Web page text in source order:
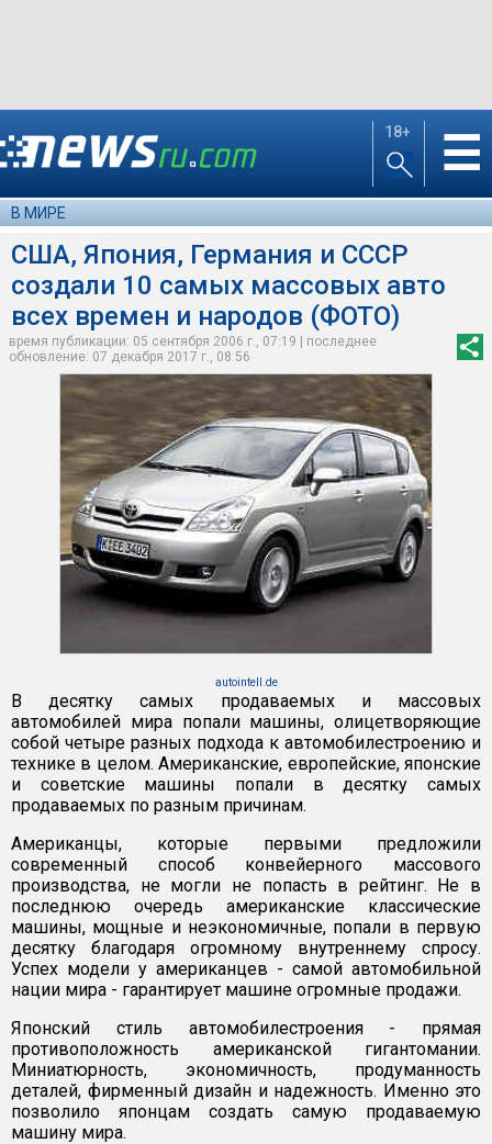
18+ ☰
В МИРЕ
США, Япония, Германия и СССР
создали 10 самых массовых авто
всех времен и народов (ФОТО)
время публикации: 05 сентября 2006 г., 07:19 | последнее
обновление: 07 декабря 2017 г., 08:56
autointell.de
В десятку самых продаваемых и массовых
автомобилей мира попали машины, олицетворяющие
собой четыре разных подхода к автомобилестроению и
технике в целом. Американские, европейские, японские
и советские машины попали в десятку самых
продаваемых по разным причинам.
Американцы, которые первыми предложили
современный способ конвейерного массового
производства, не могли не попасть в рейтинг. Не в
последнюю очередь американские классические
машины, мощные и неэкономичные, попали в первую
десятку благодаря огромному внутреннему спросу.
Успех модели у американцев - самой автомобильной
нации мира - гарантирует машине огромные продажи.
Японский стиль автомобилестроения - прямая
противоположность американской гигантомании.
Миниатюрность, экономичность, продуманность
деталей, фирменный дизайн и надежность. Именно это
позволило японцам создать самую продаваемую
машину мира.